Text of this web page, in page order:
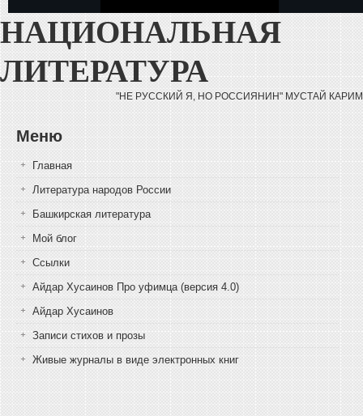
НАЦИОНАЛЬНАЯ
ЛИТЕРАТУРА
"НЕ РУССКИЙ Я, НО РОССИЯНИН" МУСТАЙ КАРИМ
Меню
Главная
Литература народов России
Башкирская литература
Мой блог
Ссылки
Айдар Хусаинов Про уфимца (версия 4.0)
Айдар Хусаинов
Записи стихов и прозы
Живые журналы в виде электронных книг